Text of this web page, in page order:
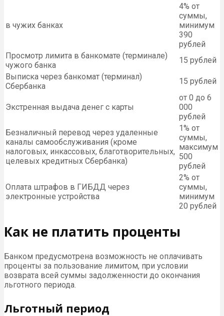
в чужих банках
4% от
суммы,
минимум
390
рублей
Просмотр лимита в банкомате (терминале)
чужого банка
15 рублей
Выписка через банкомат (терминал)
Сбербанка
15 рублей
Экстренная выдача денег с карты
от 0 до 6
000
рублей
Безналичный перевод через удаленные
каналы самообслуживания (кроме
налоговых, инкассовых, благотворительных,
целевых кредитных Сбербанка)
1% от
суммы,
максимум
500
рублей
Оплата штрафов в ГИБДД через
электронные устройства
2% от
суммы,
минимум
20 рублей
Как не платить проценты
Банком предусмотрена возможность не оплачивать
проценты за пользование лимитом, при условии
возврата всей суммы задолженности до окончания
льготного периода.
Льготный период